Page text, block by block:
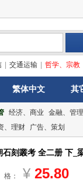
交通运输 哲学、宗教
繁体中文 其
经济、商业
金融、管理
、理财
广告、策划
石刻叢考 全二册 下_
： ¥ 25.80